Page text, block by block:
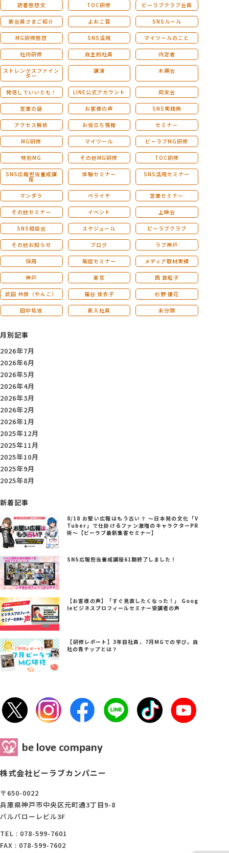
読書感想文 TOC研修 ビーラブクラブ会員
新会員さまご紹介 よおこ賞 SNSルール
MG研修感想 SNS活用 マイツールのこと
社内研修 自主的社員 内定者
ストレングスファイン
ダー
講演 木鶏会
発信していいとも！ LINE公式アカウント 同友会
営業の話 お客様の声 SNS実践例
アクセス解析 お役立ち情報 セミナー
MG研修 マイツール ビーラブMG研修
特別MG その他MG研修 TOC研修
SNS広報担当養成講
座
体験セミナー SNS活用セミナー
マンダラ ペライチ 営業セミナー
その他セミナー イベント 上映会
SNS相談会 スケジュール ビーラブクラブ
その他お知らせ ブログ ラブ神戸
採用 販促セミナー メディア取材実績
神戸 東京 西 良旺子
武田 共世（やんこ） 福谷 佳衣子 杉野 優花
田中佑佳 新入社員 未分類
月別記事
2026年7月
2026年6月
2026年5月
2026年4月
2026年3月
2026年2月
2026年1月
2025年12月
2025年11月
2025年10月
2025年9月
2025年8月
新着記事
8/18 お堅い広報はもう古い？ ～日本発の文化「V
Tuber」で仕掛けるファン激増のキャラクターPR
術～【ビーラブ最新集客セミナー】
SNS広報担当養成講座61期終了しました！
【お客様の声】「すぐ見直したくなった！」 Goog
leビジネスプロフィールセミナー受講者の声
【研修レポート】3年目社員、7月MGでの学び。自
社の青チップとは？
株式会社ビーラブカンパニー
〒650-0022
兵庫県神戸市中央区元町通3丁目9-8
パルパローレビル3F
TEL : 078-599-7601
FAX : 078-599-7602